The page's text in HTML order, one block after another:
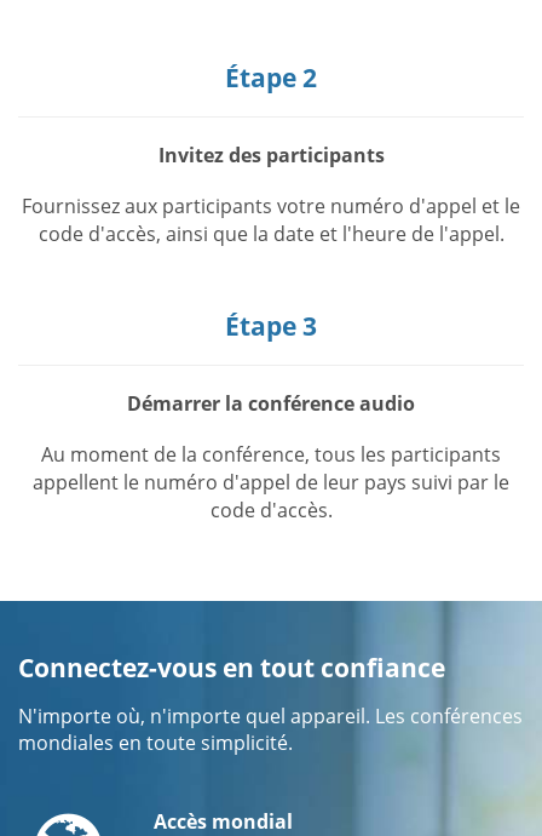
Étape 2
Invitez des participants
Fournissez aux participants votre numéro d'appel et le
code d'accès, ainsi que la date et l'heure de l'appel.
Étape 3
Démarrer la conférence audio
Au moment de la conférence, tous les participants
appellent le numéro d'appel de leur pays suivi par le
code d'accès.
Connectez-vous en tout confiance
N'importe où, n'importe quel appareil. Les conférences
mondiales en toute simplicité.
GlobeAccès mondial